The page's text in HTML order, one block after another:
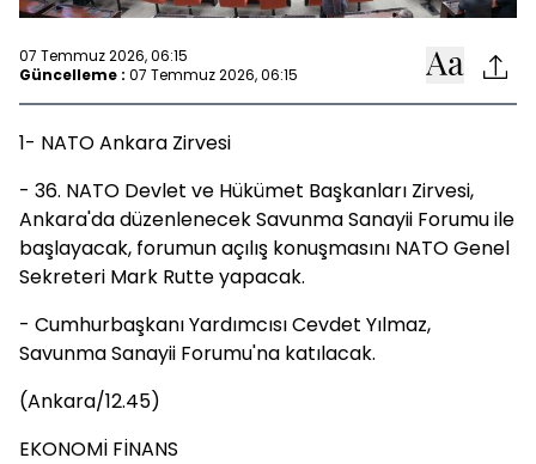
07 Temmuz 2026, 06:15
Güncelleme : 07 Temmuz 2026, 06:15
1- NATO Ankara Zirvesi
- 36.⁠ ⁠NATO Devlet ve Hükümet Başkanları Zirvesi,
Ankara'da düzenlenecek Savunma Sanayii Forumu ile
başlayacak, forumun açılış konuşmasını NATO Genel
Sekreteri Mark Rutte yapacak.
- Cumhurbaşkanı Yardımcısı Cevdet Yılmaz,
Savunma Sanayii Forumu'na katılacak.
(Ankara/12.45)
EKONOMİ FİNANS